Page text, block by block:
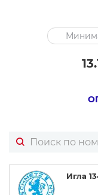
Игла
Игла